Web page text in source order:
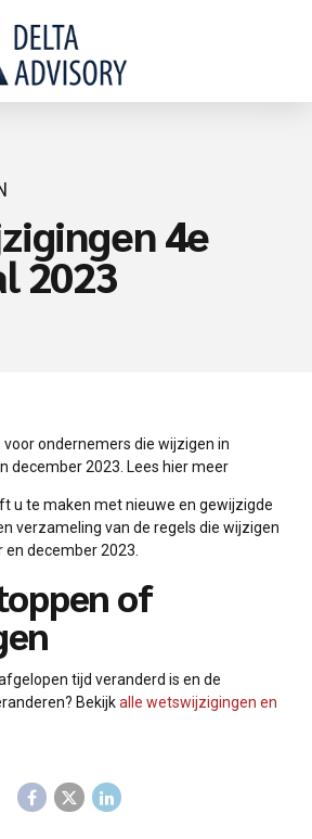
4e
2023
voor ondernemers die wijzigen in
december 2023. Lees hier meer
u te maken met nieuwe en gewijzigde
verzameling van de regels die wijzigen
december 2023.
of
tijd veranderd is en de
Bekijkalle wetswijzigingen en